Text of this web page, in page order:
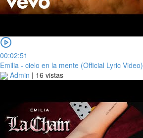
00:02:51
Emilia - cielo en la mente (Official Lyric Video)
Admin | 16 vistas